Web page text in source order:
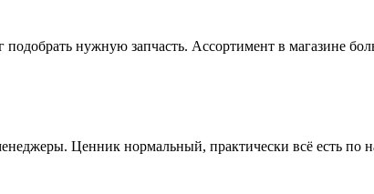
нужную запчасть. Ассортимент в магазине
Ценник нормальный, практически всё есть по